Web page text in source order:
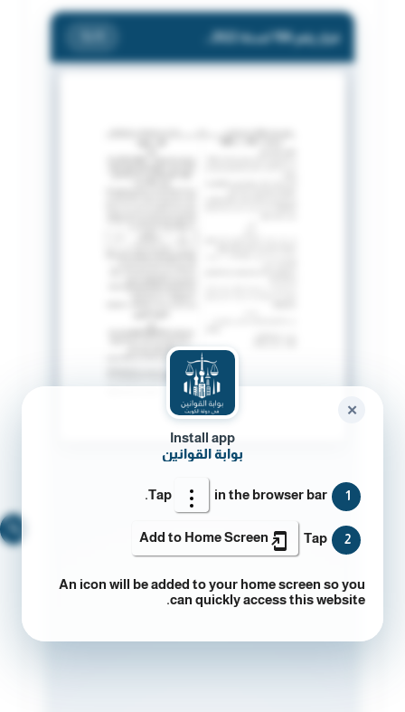
Install app
بوابة القوانين
1
Tap in the browser bar.
2
Tap
Add to Home Screen
An icon will be added to your home screen so you
can quickly access this website.
✕